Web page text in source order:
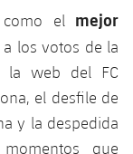
el mejor
a los votos de la
la web del FC
​​el desfile de
y la despedida
que